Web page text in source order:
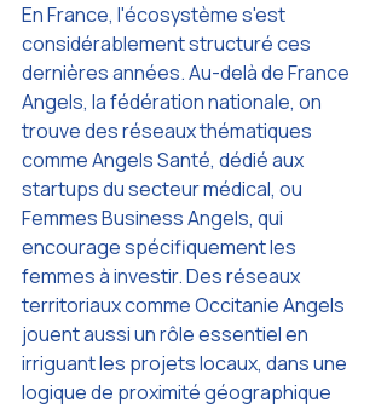
En France, l'écosystème s'est
considérablement structuré ces
dernières années. Au-delà de France
Angels, la fédération nationale, on
trouve des réseaux thématiques
comme Angels Santé, dédié aux
startups du secteur médical, ou
Femmes Business Angels, qui
encourage spécifiquement les
femmes à investir. Des réseaux
territoriaux comme Occitanie Angels
jouent aussi un rôle essentiel en
irriguant les projets locaux, dans une
logique de proximité géographique